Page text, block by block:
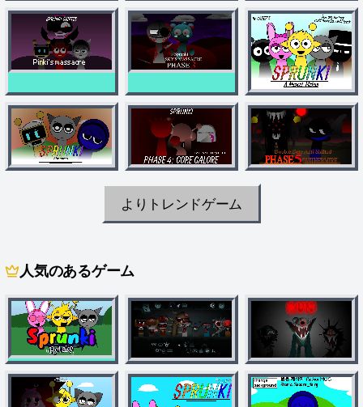
よりトレンドゲーム
人気のあるゲーム